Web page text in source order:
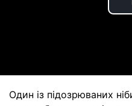
Один із підозрюваних